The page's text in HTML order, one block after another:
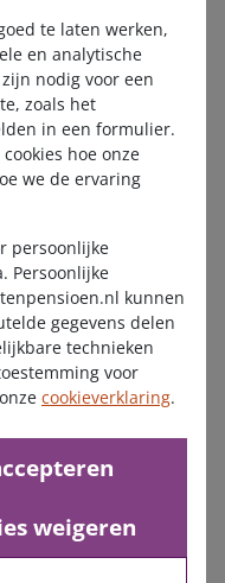
te laten werken,
en analytische
nodig voor een
zoals het
in een formulier.
hoe onze
we de ervaring
persoonlijke
Persoonlijke
kunnen
gegevens delen
technieken
voor
cookieverklaring.
weigeren